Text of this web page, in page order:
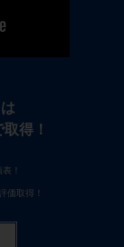
得！
！
価取得！